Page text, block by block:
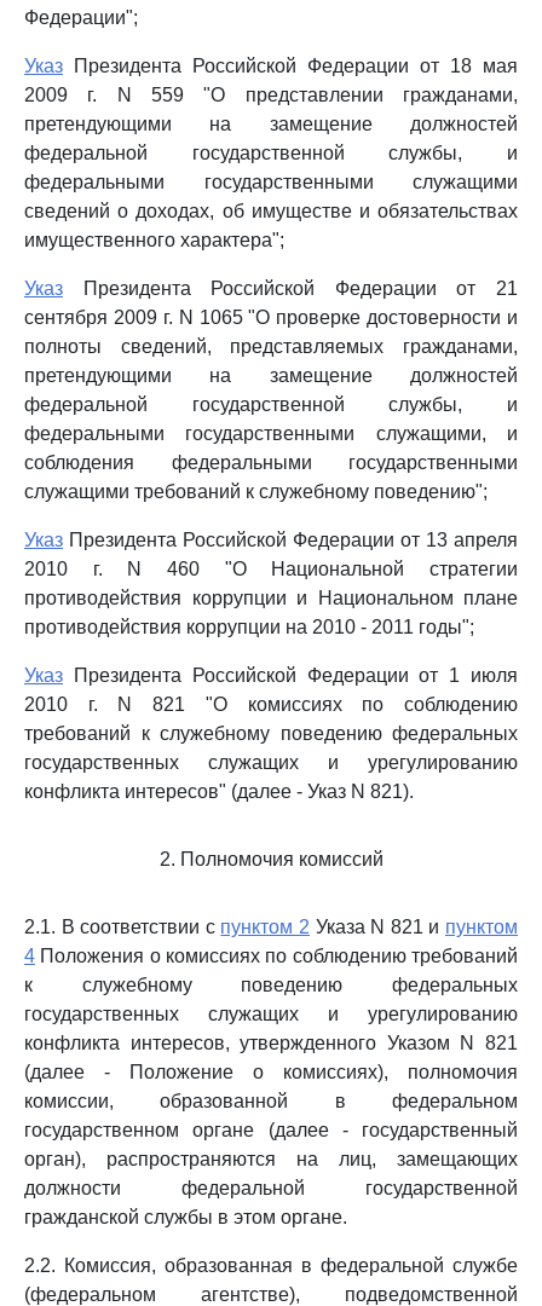
Федерации";
Указ Президента Российской Федерации от 18 мая
2009 г. N 559 "О представлении гражданами,
претендующими на замещение должностей
федеральной государственной службы, и
федеральными государственными служащими
сведений о доходах, об имуществе и обязательствах
имущественного характера";
Указ Президента Российской Федерации от 21
сентября 2009 г. N 1065 "О проверке достоверности и
полноты сведений, представляемых гражданами,
претендующими на замещение должностей
федеральной государственной службы, и
федеральными государственными служащими, и
соблюдения федеральными государственными
служащими требований к служебному поведению";
Указ Президента Российской Федерации от 13 апреля
2010 г. N 460 "О Национальной стратегии
противодействия коррупции и Национальном плане
противодействия коррупции на 2010 - 2011 годы";
Указ Президента Российской Федерации от 1 июля
2010 г. N 821 "О комиссиях по соблюдению
требований к служебному поведению федеральных
государственных служащих и урегулированию
конфликта интересов" (далее - Указ N 821).
2. Полномочия комиссий
2.1. В соответствии с пунктом 2 Указа N 821 и пунктом
4 Положения о комиссиях по соблюдению требований
к служебному поведению федеральных
государственных служащих и урегулированию
конфликта интересов, утвержденного Указом N 821
(далее - Положение о комиссиях), полномочия
комиссии, образованной в федеральном
государственном органе (далее - государственный
орган), распространяются на лиц, замещающих
должности федеральной государственной
гражданской службы в этом органе.
2.2. Комиссия, образованная в федеральной службе
(федеральном агентстве), подведомственной